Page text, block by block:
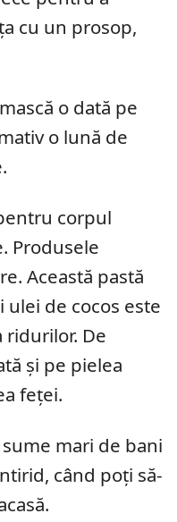
cu un prosop,
o dată pe
o lună de
corpul
Produsele
Această pastă
de cocos este
De
și pe pielea
feței.
mari de bani
când poți să-